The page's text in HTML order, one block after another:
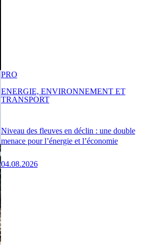
Niveau des fleuves en déclin : une double
menace pour l’énergie et l’économie
04.08.2026
PRO
ENERGIE, ENVIRONNEMENT ET
TRANSPORT